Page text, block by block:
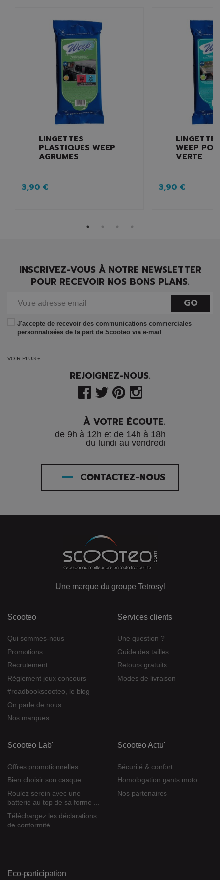
LINGETTES
PLASTIQUES WEEP
AGRUMES
3,90 €
WEEP
VERTE
3,90 €
INSCRIVEZ-VOUS À NOTRE NEWSLETTER
POUR RECEVOIR NOS BONS PLANS.
GO
J'accepte de recevoir des communications commerciales
personnalisées de la part de Scooteo via e-mail
VOIR PLUS +
REJOIGNEZ-NOUS.
À VOTRE ÉCOUTE.
de 9h à 12h et de 14h à 18h
du lundi au vendredi
CONTACTEZ-NOUS
Une marque du groupe Tetrosyl
Scooteo
Qui sommes-nous
Promotions
Recrutement
Règlement jeux concours
#roadbookscooteo, le blog
On parle de nous
Nos marques
Services clients
Une question ?
Guide des tailles
Retours gratuits
Modes de livraison
Scooteo Lab'
Offres promotionnelles
Bien choisir son casque
Roulez serein avec une
batterie au top de sa forme ...
Téléchargez les déclarations
de conformité
Scooteo Actu'
Sécurité & confort
Homologation gants moto
Nos partenaires
Eco-participation